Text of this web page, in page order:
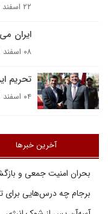
۲۲ اسفند ۱۳۸۹
ایران
۰۸ اسفند ۱۳۸۹
تحریم
۰۴ اسفند ۱۳۸۹
آخرین خبرها
بحران امنیت جمعی و
برجام چه درس‌هایی برای